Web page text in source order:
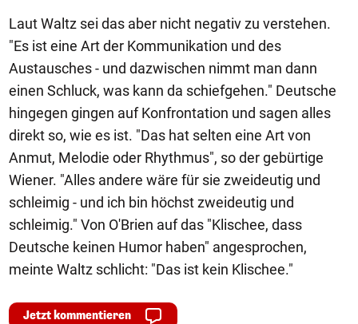
Laut Waltz sei das aber nicht negativ zu verstehen.
"Es ist eine Art der Kommunikation und des
Austausches - und dazwischen nimmt man dann
einen Schluck, was kann da schiefgehen." Deutsche
hingegen gingen auf Konfrontation und sagen alles
direkt so, wie es ist. "Das hat selten eine Art von
Anmut, Melodie oder Rhythmus", so der gebürtige
Wiener. "Alles andere wäre für sie zweideutig und
schleimig - und ich bin höchst zweideutig und
schleimig." Von O'Brien auf das "Klischee, dass
Deutsche keinen Humor haben" angesprochen,
meinte Waltz schlicht: "Das ist kein Klischee."
Jetzt kommentieren